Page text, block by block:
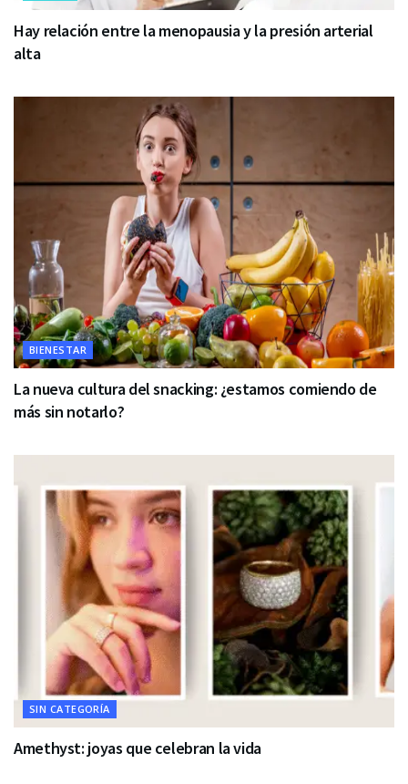
Hay relación entre la menopausia y la presión arterial
alta
BIENESTAR
La nueva cultura del snacking: ¿estamos comiendo de
más sin notarlo?
SIN CATEGORÍA
Amethyst: joyas que celebran la vida